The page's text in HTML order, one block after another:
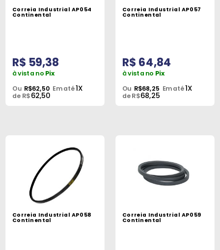
Correia Industrial AP054
Continental
R$ 59,38
à vista no Pix
Ou R$62,50 Em até1X
de R$62,50
Correia Industrial AP057
Continental
R$ 64,84
à vista no Pix
Ou R$68,25 Em até1X
de R$68,25
Correia Industrial AP058
Continental
Correia Industrial AP059
Continental